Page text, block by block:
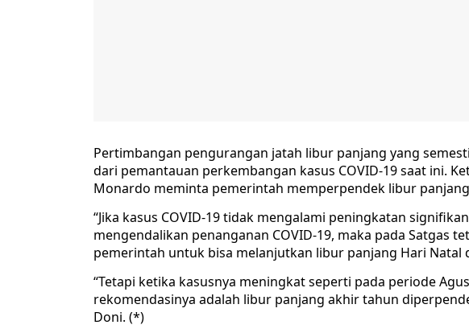
Pertimbangan pengurangan jatah libur panjang yang
dari pemantauan perkembangan kasus COVID-19 saat ini.
Monardo meminta pemerintah memperpendek libur
“Jika kasus COVID-19 tidak mengalami peningkatan
mengendalikan penanganan COVID-19, maka pada Satgas
pemerintah untuk bisa melanjutkan libur panjang Hari Natal
“Tetapi ketika kasusnya meningkat seperti pada periode
rekomendasinya adalah libur panjang akhir tahun
Doni. (*)